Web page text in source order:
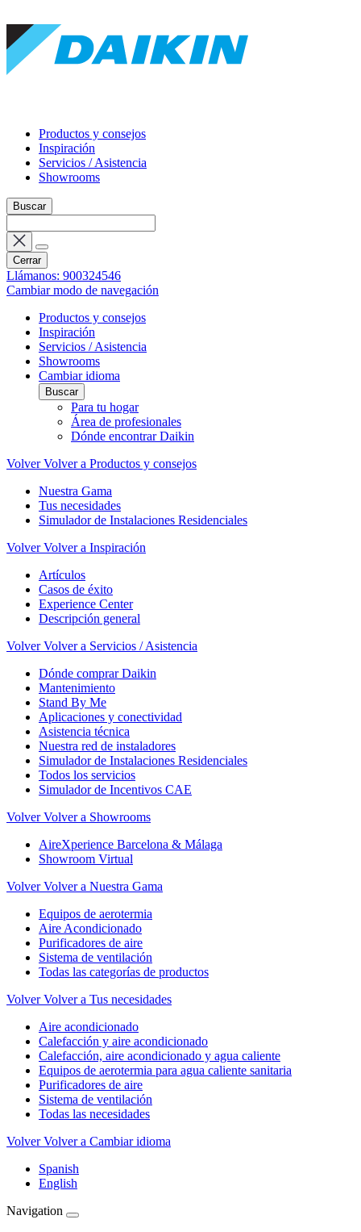
Productos y consejos
Inspiración
Servicios / Asistencia
Showrooms
Buscar
Cerrar
Llámanos: 900324546
Cambiar modo de navegación
Productos y consejos
Inspiración
Servicios / Asistencia
Showrooms
Cambiar idioma
Buscar
Para tu hogar
Área de profesionales
Dónde encontrar Daikin
Volver Volver a Productos y consejos
Nuestra Gama
Tus necesidades
Simulador de Instalaciones Residenciales
Volver Volver a Inspiración
Artículos
Casos de éxito
Experience Center
Descripción general
Volver Volver a Servicios / Asistencia
Dónde comprar Daikin
Mantenimiento
Stand By Me
Aplicaciones y conectividad
Asistencia técnica
Nuestra red de instaladores
Simulador de Instalaciones Residenciales
Todos los servicios
Simulador de Incentivos CAE
Volver Volver a Showrooms
AireXperience Barcelona & Málaga
Showroom Virtual
Volver Volver a Nuestra Gama
Equipos de aerotermia
Aire Acondicionado
Purificadores de aire
Sistema de ventilación
Todas las categorías de productos
Volver Volver a Tus necesidades
Aire acondicionado
Calefacción y aire acondicionado
Calefacción, aire acondicionado y agua caliente
Equipos de aerotermia para agua caliente sanitaria
Purificadores de aire
Sistema de ventilación
Todas las necesidades
Volver Volver a Cambiar idioma
Spanish
English
Navigation